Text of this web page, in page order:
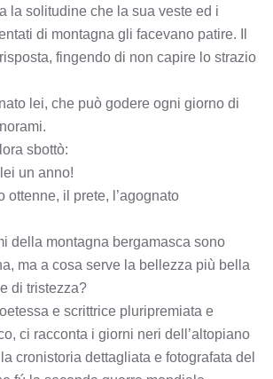
la solitudine che la sua veste ed i
di montagna gli facevano patire. Il
fingendo di non capire lo strazio
lei, che può godere ogni giorno di
sbottò:
un anno!
ottenne, il prete, l’agognato
della montagna bergamasca sono
ma a cosa serve la bellezza più bella
di tristezza?
e scrittrice pluripremiata e
ci racconta i giorni neri dell’altopiano
cronistoria dettagliata e fotografata del